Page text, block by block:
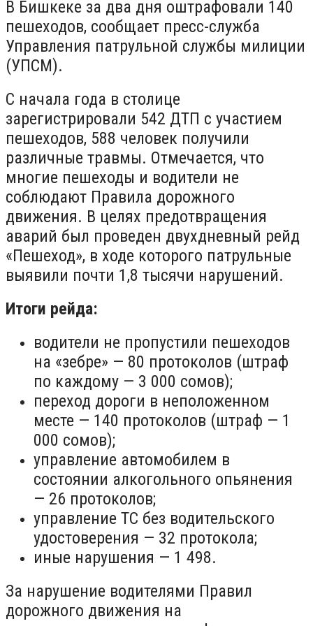
В Бишкеке за два дня оштрафовали 140
пешеходов, сообщает пресс-служба
Управления патрульной службы милиции
(УПСМ).
С начала года в столице
зарегистрировали 542 ДТП с участием
пешеходов, 588 человек получили
различные травмы. Отмечается, что
многие пешеходы и водители не
соблюдают Правила дорожного
движения. В целях предотвращения
аварий был проведен двухдневный рейд
«Пешеход», в ходе которого патрульные
выявили почти 1,8 тысячи нарушений.
Итоги рейда:
водители не пропустили пешеходов
на «зебре» — 80 протоколов (штраф
по каждому — 3 000 сомов);
переход дороги в неположенном
месте — 140 протоколов (штраф — 1
000 сомов);
управление автомобилем в
состоянии алкогольного опьянения
— 26 протоколов;
управление ТС без водительского
удостоверения — 32 протокола;
иные нарушения — 1 498.
За нарушение водителями Правил
дорожного движения на